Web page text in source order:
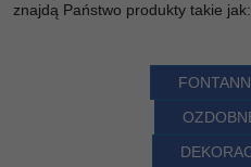
znajdą Państwo produkty takie jak: